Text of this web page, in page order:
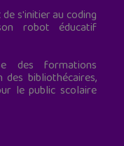
s'initier au coding
robot éducatif
des formations
bibliothécaires,
le public scolaire